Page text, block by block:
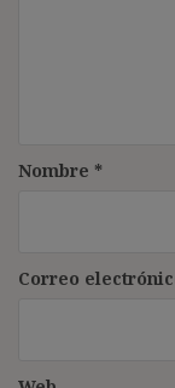
Nombre *
Correo